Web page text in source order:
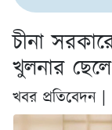
চীনা
খুলনার
খবর প্রতিবেদন |